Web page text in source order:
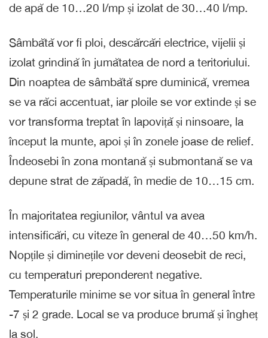
de apă de 10…20 l/mp și izolat de 30…40 l/mp.
Sâmbătă vor fi ploi, descărcări electrice, vijelii și
izolat grindină în jumătatea de nord a teritoriului.
Din noaptea de sâmbătă spre duminică, vremea
se va răci accentuat, iar ploile se vor extinde și se
vor transforma treptat în lapoviță și ninsoare, la
început la munte, apoi și în zonele joase de relief.
Îndeosebi în zona montană și submontană se va
depune strat de zăpadă, în medie de 10…15 cm.
În majoritatea regiunilor, vântul va avea
intensificări, cu viteze în general de 40…50 km/h.
Nopțile și diminețile vor deveni deosebit de reci,
cu temperaturi preponderent negative.
Temperaturile minime se vor situa în general între
-7 și 2 grade. Local se va produce brumă și îngheț
la sol.